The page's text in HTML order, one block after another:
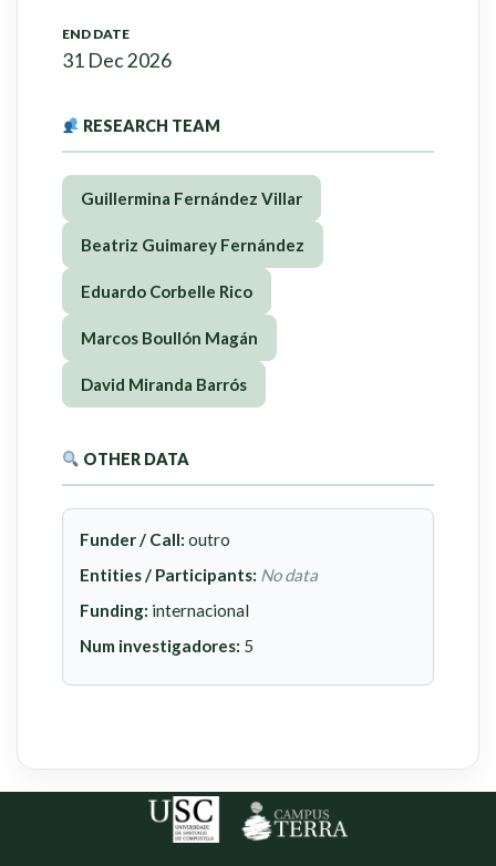
END DATE
31 Dec 2026
RESEARCH TEAM
Guillermina Fernández Villar
Beatriz Guimarey Fernández
Eduardo Corbelle Rico
Marcos Boullón Magán
David Miranda Barrós
OTHER DATA
Funder / Call: outro
Entities / Participants: No data
Funding: internacional
Num investigadores: 5